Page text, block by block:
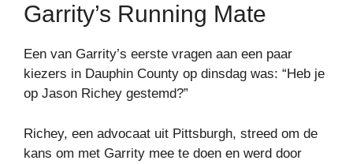
Garrity’s Running Mate
Een van Garrity’s eerste vragen aan een paar
kiezers in Dauphin County op dinsdag was: “Heb je
op Jason Richey gestemd?”
Richey, een advocaat uit Pittsburgh, streed om de
kans om met Garrity mee te doen en werd door